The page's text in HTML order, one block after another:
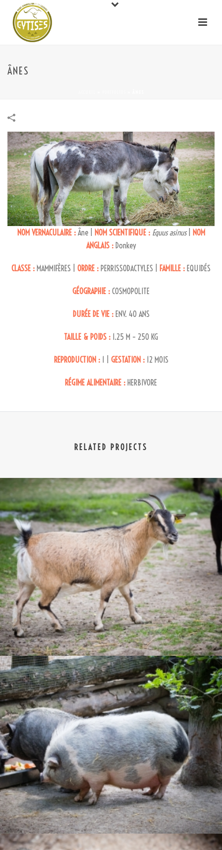
ÂNES
NOM VERNACULAIRE :Âne | NOM SCIENTIFIQUE : Equus asinus NOM
ANGLAIS :Donkey
CLASSE : MAMMIFÈRES | ORDRE : PERRISSODACTYLES | FAMILLE : EQUIDÉS
GÉOGRAPHIE : COSMOPOLITE
DURÉE DE VIE :ENV. 40 ANS
TAILLE & POIDS : 1.25 M – 250 KG
REPRODUCTION :1 | GESTATION :12 MOIS
RÉGIME ALIMENTAIRE : HERBIVORE
RELATED PROJECTS